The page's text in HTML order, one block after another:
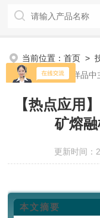
当前位置：首页 >
析铝土矿熔融样品中
【热点应用
矿熔
更新时间
本文摘要